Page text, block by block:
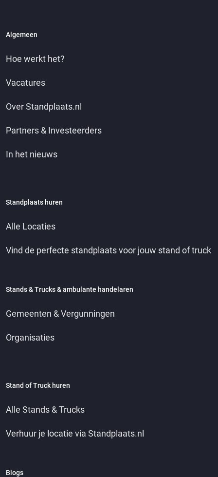
Algemeen
Hoe werkt het?
Vacatures
Over Standplaats.nl
Partners & Investeerders
In het nieuws
Standplaats huren
Alle Locaties
Vind de perfecte standplaats voor jouw stand of truck
Stands & Trucks & ambulante handelaren
Gemeenten & Vergunningen
Organisaties
Stand of Truck huren
Alle Stands & Trucks
Verhuur je locatie via Standplaats.nl
Blogs